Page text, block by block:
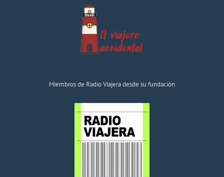
Miembros de Radio Viajera desde su fundación